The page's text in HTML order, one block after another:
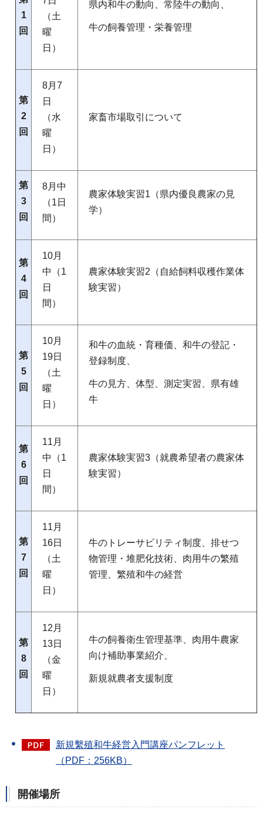
1
回
（土
曜
日）
県内和牛の動向、常陸牛の動向、
牛の飼養管理・栄養管理
第
2
回
8月7
日
（水
曜
日）
家畜市場取引について
第
3
回
8月中
（1日
間）
農家体験実習1（県内優良農家の見
学）
第
4
回
10月
中（1
日
間）
農家体験実習2（自給飼料収穫作業体
験実習）
第
5
回
10月
19日
（土
曜
日）
和牛の血統・育種価、和牛の登記・
登録制度、
牛の見方、体型、測定実習、県有雄
牛
第
6
回
11月
中（1
日
間）
農家体験実習3（就農希望者の農家体
験実習）
第
7
回
11月
16日
（土
曜
日）
牛のトレーサビリティ制度、排せつ
物管理・堆肥化技術、肉用牛の繁殖
管理、繁殖和牛の経営
第
8
回
12月
13日
（金
曜
日）
牛の飼養衛生管理基準、肉用牛農家
向け補助事業紹介、
新規就農者支援制度
新規繫殖和牛経営入門講座パンフレット
（PDF：256KB）
開催場所